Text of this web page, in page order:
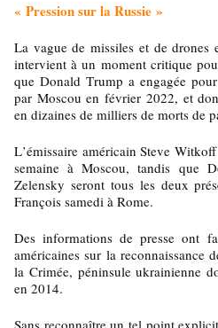
« Pression sur la Russie »
La vague de missiles et de drones
intervient à un moment critique
que Donald Trump a engagée
par Moscou en février 2022, et
en dizaines de milliers de morts de
L’émissaire américain Steve
semaine à Moscou, tandis que
Zelensky seront tous les deux
François samedi à Rome.
Des informations de presse ont
américaines sur la reconnaissance
la Crimée, péninsule ukrainienne
en 2014.